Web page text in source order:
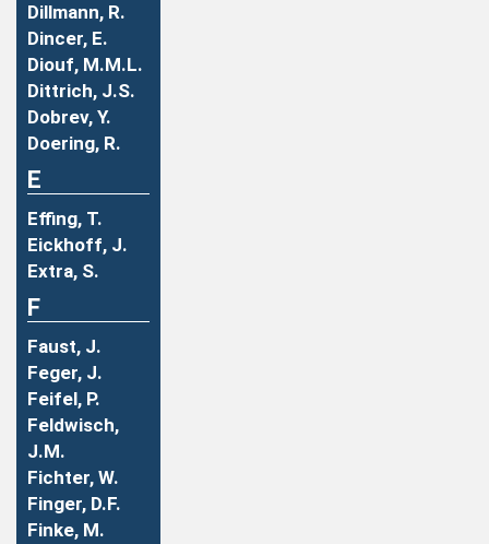
Dillmann, R.
Dincer, E.
Diouf, M.M.L.
Dittrich, J.S.
Dobrev, Y.
Doering, R.
E
Effing, T.
Eickhoff, J.
Extra, S.
F
Faust, J.
Feger, J.
Feifel, P.
Feldwisch,
J.M.
Fichter, W.
Finger, D.F.
Finke, M.